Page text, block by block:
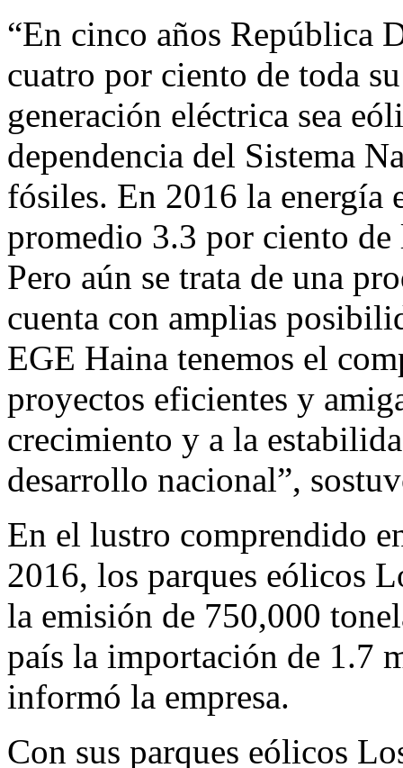
“En cinco años República
cuatro por ciento de toda
generación eléctrica sea
dependencia del Sistema
fósiles. En 2016 la energía
promedio 3.3 por ciento
Pero aún se trata de una
cuenta con amplias
EGE Haina tenemos el
proyectos eficientes y
crecimiento y a la
desarrollo nacional”,
En el lustro comprendido
2016, los parques eólicos
la emisión de 750,000
país la importación de 1.7
informó la empresa.
Con sus parques eólicos